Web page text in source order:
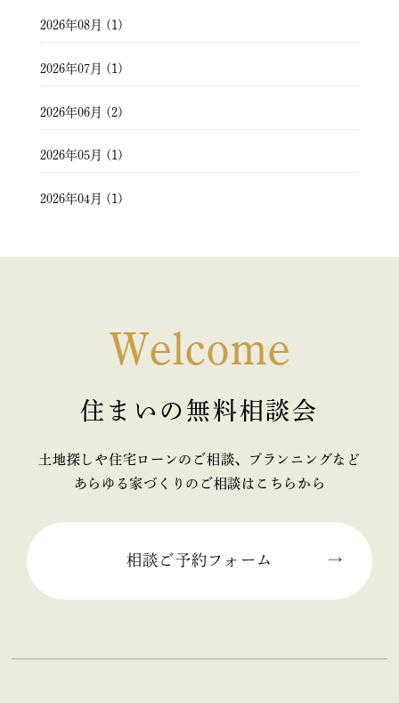
2026年08月 (1)
2026年07月 (1)
2026年06月 (2)
2026年05月 (1)
2026年04月 (1)
2025年11月 (2)
2025年10月 (1)
2025年07月 (2)
Welcome
住まいの無料相談会
土地探しや住宅ローンのご相談、プランニングなど
あらゆる家づくりのご相談はこちらから
相談ご予約フォーム